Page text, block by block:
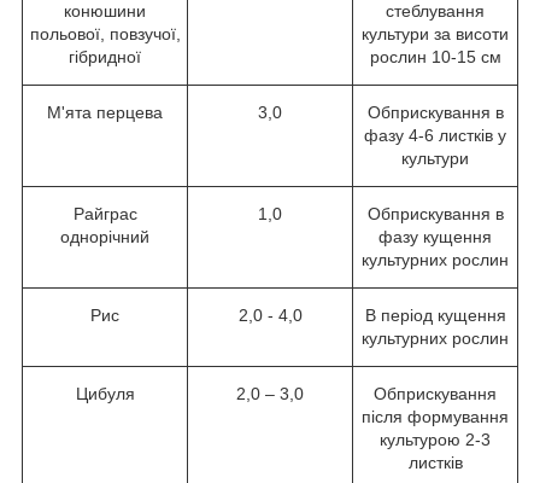
конюшини
польової, повзучої,
гібридної
стеблування
культури за висоти
рослин 10-15 см
М'ята перцева 3,0
Обприскування в
фазу 4-6 листків у
культури
Райграс
однорічний
1,0
Обприскування в
фазу кущення
культурних рослин
Рис 2,0 - 4,0
В період кущення
культурних рослин
Цибуля 2,0 – 3,0
Обприскування
після формування
культурою 2-3
листків